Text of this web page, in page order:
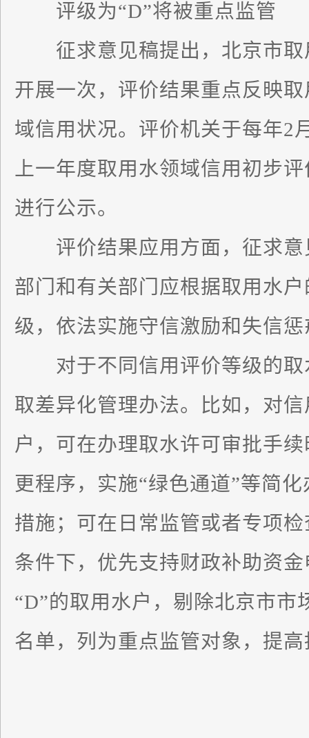
评级为“D”将被重点监管
征求意见稿提出，北京市取
开展一次，评价结果重点反映
域信用状况。评价机关于每年2
上一年度取用水领域信用初步
进行公示。
评价结果应用方面，征求意
部门和有关部门应根据取用水
级，依法实施守信激励和失信
对于不同信用评价等级的取
取差异化管理办法。比如，对
户，可在办理取水许可审批手
更程序，实施“绿色通道”等简
措施；可在日常监管或者专项
条件下，优先支持财政补助资
“D”的取用水户，剔除北京市市
名单，列为重点监管对象，提